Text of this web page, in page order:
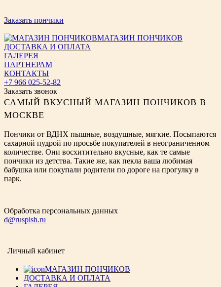
Заказать пончики
МАГАЗИН ПОНЧИКОВ
ДОСТАВКА И ОПЛАТА
ГАЛЕРЕЯ
ПАРТНЕРАМ
КОНТАКТЫ
+7 966 025-52-82
Заказать звонок
САМЫЙ ВКУСНЫЙ МАГАЗИН ПОНЧИКОВ В
МОСКВЕ
Пончики от ВДНХ пышные, воздушные, мягкие. Посыпаются
сахарной пудрой по просьбе покупателей в неограниченном
количестве. Они восхитительно вкусные, как те самые
пончики из детства. Такие же, как пекла ваша любимая
бабушка или покупали родители по дороге на прогулку в
парк.
Обработка персональных данных
d@ruspish.ru
Личный кабинет
МАГАЗИН ПОНЧИКОВ
ДОСТАВКА И ОПЛАТА